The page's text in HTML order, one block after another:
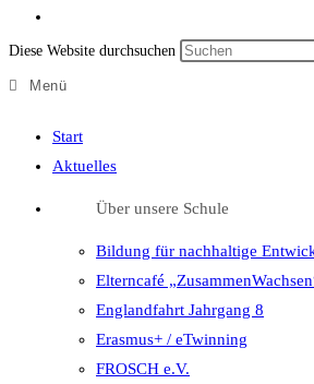
Diese Website durchsuchen
Menü
Start
Aktuelles
Über unsere Schule
Bildung für nachhaltige
Elterncafé
Englandfahrt Jahrgang 8
Erasmus+ / eTwinning
FROSCH e.V.